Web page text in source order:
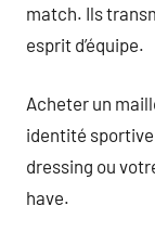
match. Ils
esprit d’équipe.
Acheter un
identité
dressing ou
have.